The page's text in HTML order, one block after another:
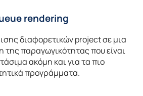
rendering
διαφορετικών project σε μια
της παραγωγικότητας που είναι
ακόμη και για τα πιο
προγράμματα.